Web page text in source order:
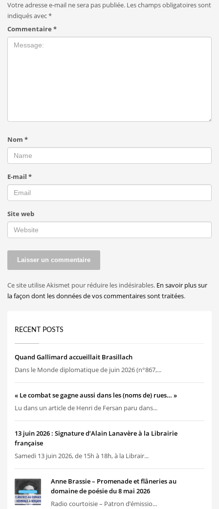
Votre adresse e-mail ne sera pas publiée. Les champs obligatoires sont
indiqués avec*
Commentaire *
Nom *
E-mail *
Site web
Ce site utilise Akismet pour réduire les indésirables. En savoir plus sur
la façon dont les données de vos commentaires sont traitées.
RECENT POSTS
Quand Gallimard accueillait Brasillach
Dans le Monde diplomatique de juin 2026 (n°867,...
« Le combat se gagne aussi dans les (noms de) rues… »
Lu dans un article de Henri de Fersan paru dans...
13 juin 2026 : Signature d’Alain Lanavère à la Librairie
française
Samedi 13 juin 2026, de 15h à 18h, à la Librair...
Anne Brassie – Promenade et flâneries au
domaine de poésie du 8 mai 2026
Radio courtoisie – Patron d’émissio...